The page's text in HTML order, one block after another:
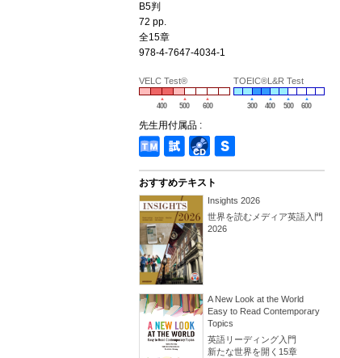
B5判
72 pp.
全15章
978-4-7647-4034-1
VELC Test®
400 500 600
TOEIC®L&R Test
300 400 500 600
先生用付属品 :
おすすめテキスト
Insights 2026
世界を読むメディア英語入門
2026
A New Look at the World
Easy to Read Contemporary
Topics
英語リーディング入門
新たな世界を開く15章